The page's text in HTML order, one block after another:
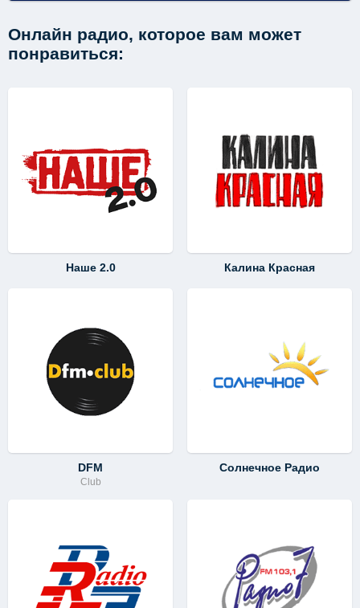
Онлайн радио, которое вам может
понравиться:
Наше 2.0 Калина Красная
DFM
Club
Солнечное Радио